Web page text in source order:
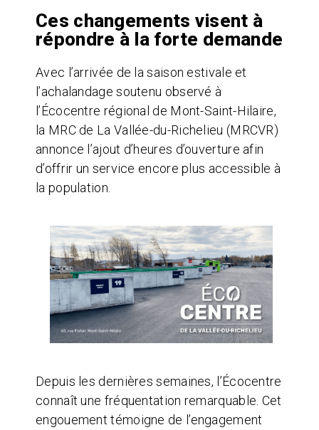
Ces changements visent à
répondre à la forte demande
Avec l’arrivée de la saison estivale et
l’achalandage soutenu observé à
l’Écocentre régional de Mont-Saint-Hilaire,
la MRC de La Vallée-du-Richelieu (MRCVR)
annonce l’ajout d’heures d’ouverture afin
d’offrir un service encore plus accessible à
la population.
Depuis les dernières semaines, l’Écocentre
connaît une fréquentation remarquable. Cet
engouement témoigne de l’engagement